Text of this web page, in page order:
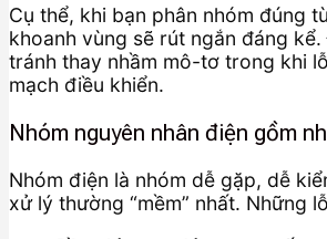
Cụ thể, khi bạn phân nhóm đúng
khoanh vùng sẽ rút ngắn đáng
tránh thay nhầm mô-tơ trong khi
mạch điều khiển.
Nhóm nguyên nhân điện gồm
Nhóm điện là nhóm dễ gặp, dễ
xử lý thường “mềm” nhất. Những